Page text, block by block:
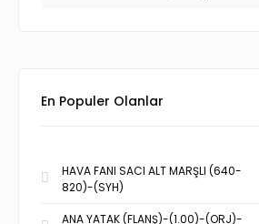
En Populer Olanlar
HAVA FANI SACI ALT MARŞLI (640-
820)-(SYH)
ANA YATAK (FLANŞ)-(1.00)-(ORJ)-